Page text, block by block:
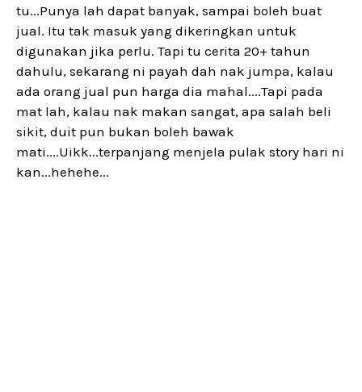
tu...Punya lah dapat banyak, sampai boleh buat
jual. Itu tak masuk yang dikeringkan untuk
digunakan jika perlu. Tapi tu cerita 20+ tahun
dahulu, sekarang ni payah dah nak jumpa, kalau
ada orang jual pun harga dia mahal....Tapi pada
mat lah, kalau nak makan sangat, apa salah beli
sikit, duit pun bukan boleh bawak
mati....Uikk...terpanjang menjela pulak story hari ni
kan...hehehe...